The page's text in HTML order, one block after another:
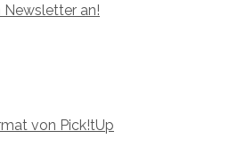
Newsletter an!
von Pick!tUp